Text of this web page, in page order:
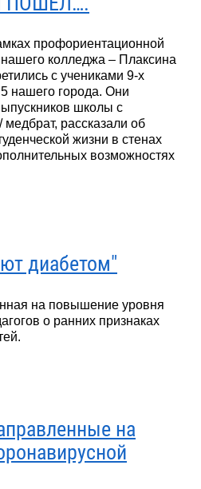
профориентационной
колледжа – Плаксина
с учениками 9-х
города. Они
школы с
рассказали об
жизни в стенах
возможностях
диабетом"
на повышение уровня
о ранних признаках
на